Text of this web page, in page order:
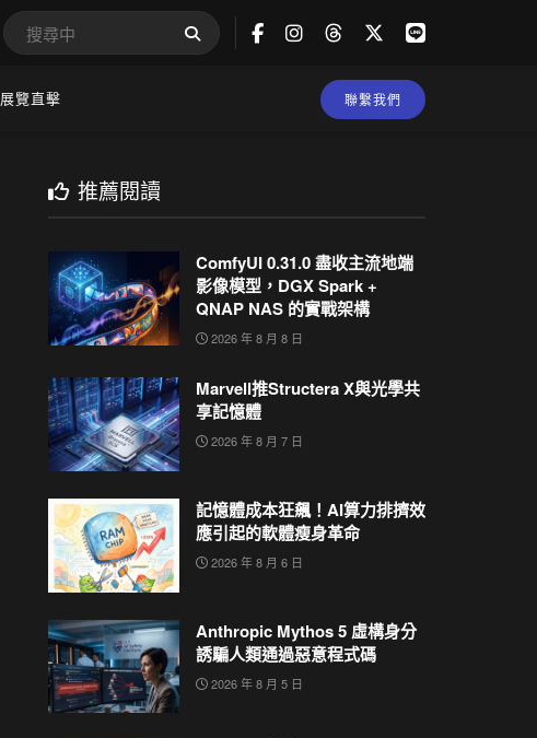
展覽直擊 聯繫我們
推薦閱讀
ComfyUI 0.31.0 盡收主流地端
影像模型，DGX Spark +
QNAP NAS 的實戰架構
2026 年 8 月 8 日
Marvell推Structera X與光學共
享記憶體
2026 年 8 月 7 日
記憶體成本狂飆！AI算力排擠效
應引起的軟體瘦身革命
2026 年 8 月 6 日
Anthropic Mythos 5 虛構身分
誘騙人類通過惡意程式碼
2026 年 8 月 5 日